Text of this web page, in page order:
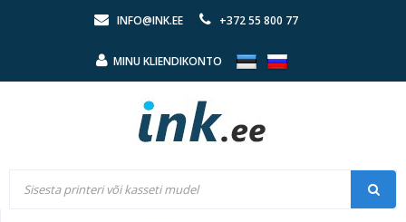
INFO@INK.EE +372 55 800 77
MINU KLIENDIKONTO